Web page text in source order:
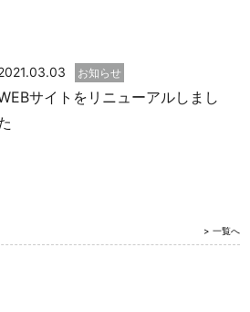
> 一覧へ
お知らせ
サイトをリニューアルしまし